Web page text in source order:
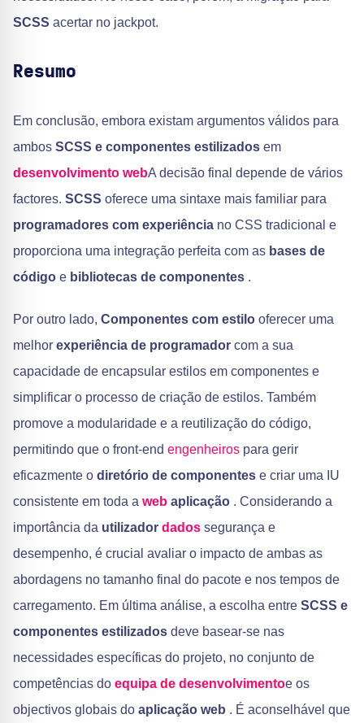
SCSS acertar no jackpot.
Resumo
Em conclusão, embora existam argumentos válidos para
ambos SCSS e componentes estilizados em
desenvolvimento webA decisão final depende de vários
factores. SCSS oferece uma sintaxe mais familiar para
programadores com experiência no CSS tradicional e
proporciona uma integração perfeita com as bases de
código e bibliotecas de componentes .
Por outro lado, Componentes com estilo oferecer uma
melhor experiência de programador com a sua
capacidade de encapsular estilos em componentes e
simplificar o processo de criação de estilos. Também
promove a modularidade e a reutilização do código,
permitindo que o front-end engenheiros para gerir
eficazmente o diretório de componentes e criar uma IU
consistente em toda a web aplicação . Considerando a
importância da utilizador dados segurança e
desempenho, é crucial avaliar o impacto de ambas as
abordagens no tamanho final do pacote e nos tempos de
carregamento. Em última análise, a escolha entre SCSS e
componentes estilizados deve basear-se nas
necessidades específicas do projeto, no conjunto de
competências do equipa de desenvolvimentoe os
objectivos globais do aplicação web . É aconselhável que